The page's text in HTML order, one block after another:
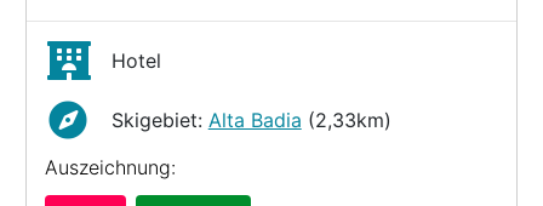
Hotel
Skigebiet: Alta Badia (2,33km)
Auszeichnung: